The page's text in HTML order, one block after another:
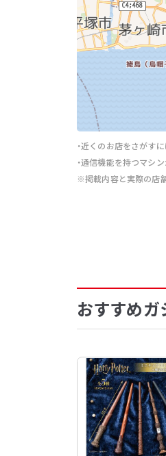
・近くのお店をさがす
・通信機能を持つマシ
※掲載内容と実際の店
おすすめガ